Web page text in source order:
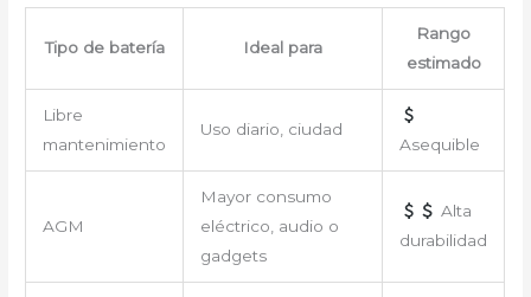
Tipo de batería Ideal para
Rango
estimado
Libre
mantenimiento
Uso diario, ciudad
Asequible
AGM
Mayor consumo
eléctrico, audio o
gadgets
Alta
durabilidad